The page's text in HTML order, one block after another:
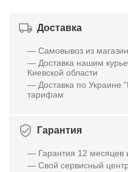
Доставка
— Самовывоз из
— Доставка нашим
Киевской области
— Доставка по Украине
тарифам
Гарантия
— Гарантия 12 месяцев
— Свой сервисный центр